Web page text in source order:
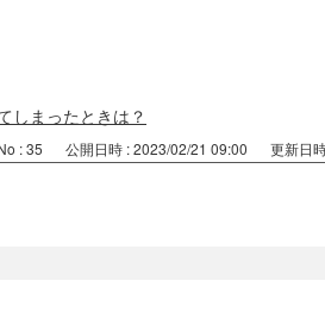
しまったときは？
: 35 公開日時 : 2023/02/21 09:00 更新日